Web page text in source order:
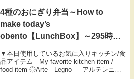
4種のおにぎり弁当～How to
make today’s
obento【LunchBox】～295時限
▼本日使用しているお気に入りキッチン/食
品アイテム My favorite kitchen item /
food item ◎Arte Legno ｜ アルテレニョ